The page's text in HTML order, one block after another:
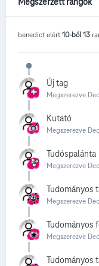
benedict elért 10-ból 13
Új tag
Megszerezve
Kutató
Megszerezve
Tudóspalánta
Megszerezve
Tudományos
Megszerezve
Tudományos
Megszerezve
Tudományos